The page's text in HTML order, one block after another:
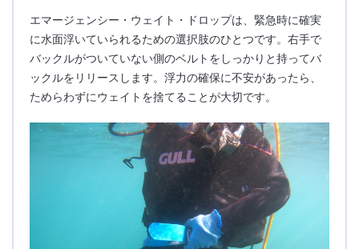
エマージェンシー・ウェイト・ドロップは、緊急時に確実
に水面浮いていられるための選択肢のひとつです。右手で
バックルがついていない側のベルトをしっかりと持ってバ
ックルをリリースします。浮力の確保に不安があったら、
ためらわずにウェイトを捨てることが大切です。